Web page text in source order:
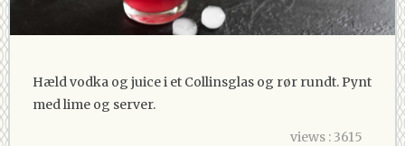
Hæld vodka og juice i et Collinsglas og rør rundt. Pynt
med lime og server.
views : 3615